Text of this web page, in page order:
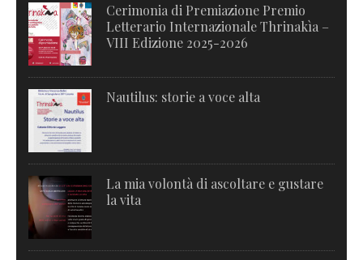
Cerimonia di Premiazione Premio
Letterario Internazionale Thrinakìa –
VIII Edizione 2025-2026
Nautilus: storie a voce alta
La mia volontà di ascoltare e gustare
la vita